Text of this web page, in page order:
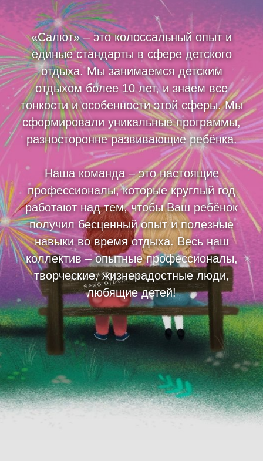
«Салют» – это колоссальный опыт и
единые стандарты в сфере детского
отдыха. Мы занимаемся детским
отдыхом более 10 лет, и знаем все
тонкости и особенности этой сферы. Мы
сформировали уникальные программы,
разносторонне развивающие ребёнка.
Наша команда – это настоящие
профессионалы, которые круглый год
работают над тем, чтобы Ваш ребёнок
получил бесценный опыт и полезные
навыки во время отдыха. Весь наш
коллектив – опытные профессионалы,
творческие, жизнерадостные люди,
любящие детей!